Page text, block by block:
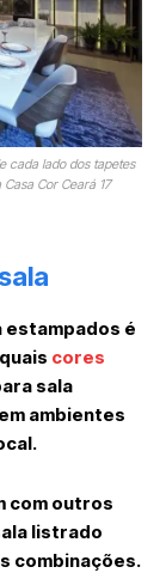
cada lado dos tapetes
Cor Ceará 17
estampados é
cores
sala
ambientes
com outros
listrado
combinações.